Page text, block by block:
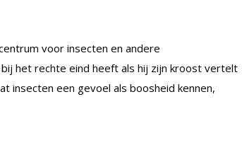
voor insecten en andere
het rechte eind heeft als hij zijn kroost vertelt
insecten een gevoel als boosheid kennen,